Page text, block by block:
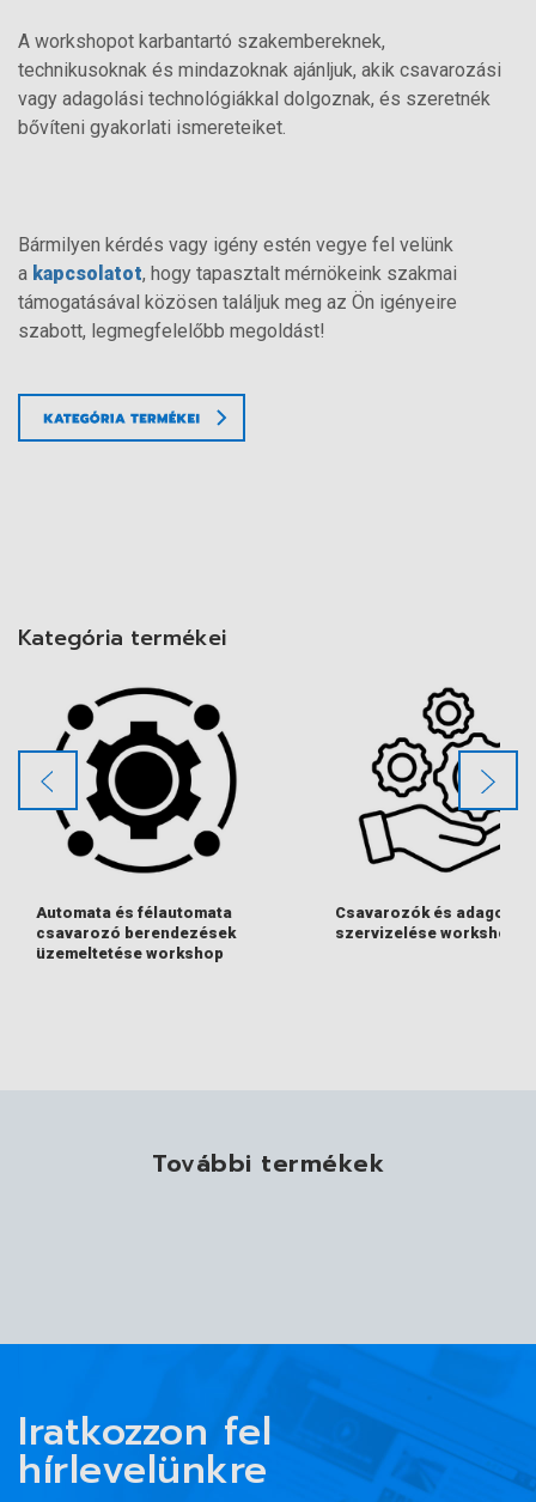
A workshopot karbantartó szakembereknek,
technikusoknak és mindazoknak ajánljuk, akik csavarozási
vagy adagolási technológiákkal dolgoznak, és szeretnék
bővíteni gyakorlati ismereteiket.
Bármilyen kérdés vagy igény estén vegye fel velünk
a kapcsolatot, hogy tapasztalt mérnökeink szakmai
támogatásával közösen találjuk meg az Ön igényeire
szabott, legmegfelelőbb megoldást!
Kategória termékei
Automata és félautomata
csavarozó berendezések
üzemeltetése workshop
Csavarozók és adagolók
szervizelése workshop
További termékek
Iratkozzon fel
hírlevelünkre